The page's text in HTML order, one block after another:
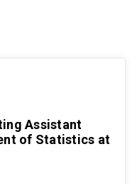
Assistant
of Statistics at